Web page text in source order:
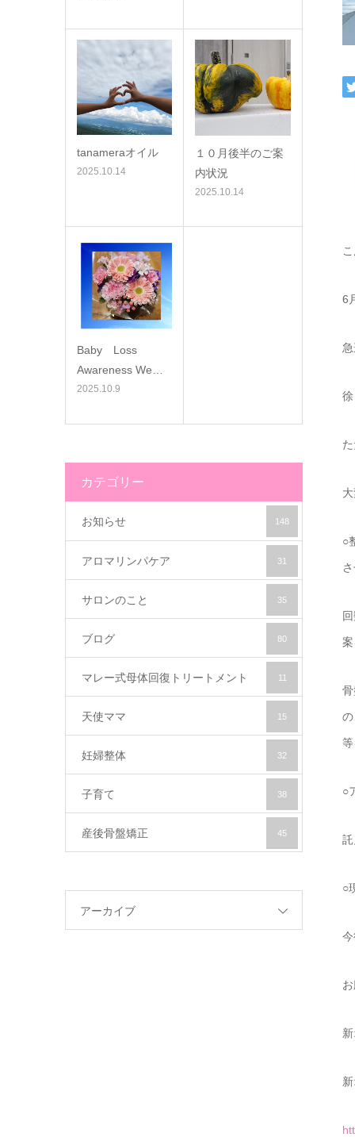
6
○
○
○
tanameraオイル
2025.10.14
１０月後半のご案
内状況
2025.10.14
Baby Loss
Awareness We…
2025.10.9
カテゴリー
お知らせ 148
アロマリンパケア 31
サロンのこと 35
ブログ 80
マレー式母体回復トリートメント 11
天使ママ 15
妊婦整体 32
子育て 38
産後骨盤矯正 45
アーカイブ